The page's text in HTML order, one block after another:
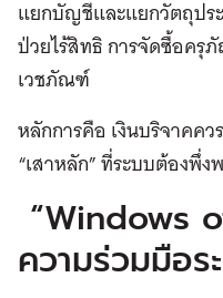
แยกบัญชีและแยกวัตถุปร
ป่วยไร้สิทธิ การจัดซื้อครุ
เวชภัณฑ์
หลักการคือ เงินบริจาคคว
“เสาหลัก” ที่ระบบต้องพึ่ง
“Windows
ความร่วมมือร